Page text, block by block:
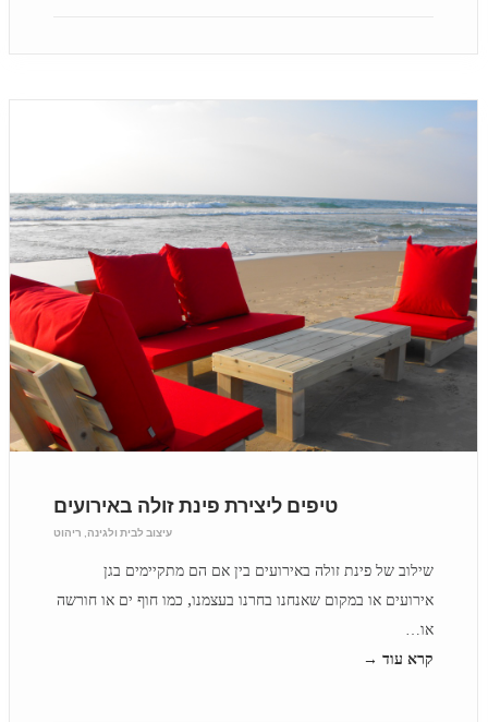
טיפים ליצירת פינת זולה באירועים
עיצוב לבית ולגינה, ריהוט
שילוב של פינת זולה באירועים בין אם הם מתקיימים בגן
אירועים או במקום שאנחנו בחרנו בעצמנו, כמו חוף ים או חורשה
או…
קרא עוד →